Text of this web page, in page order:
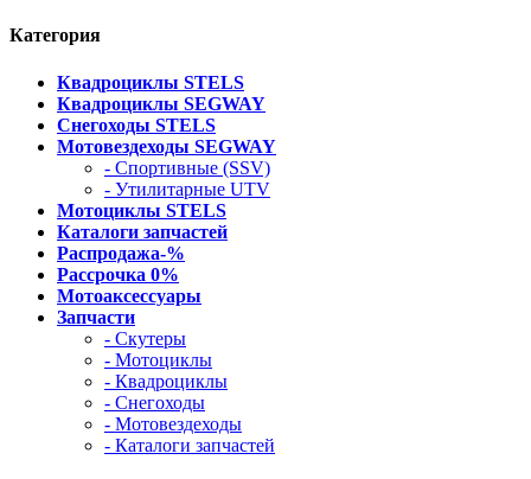
Категория
Квадроциклы STELS
Квадроциклы SEGWAY
Снегоходы STELS
Мотовездеходы SEGWAY
- Спортивные (SSV)
- Утилитарные UTV
Мотоциклы STELS
Каталоги запчастей
Распродажа-%
Рассрочка 0%
Мотоаксессуары
Запчасти
- Скутеры
- Мотоциклы
- Квадроциклы
- Снегоходы
- Мотовездеходы
- Каталоги запчастей